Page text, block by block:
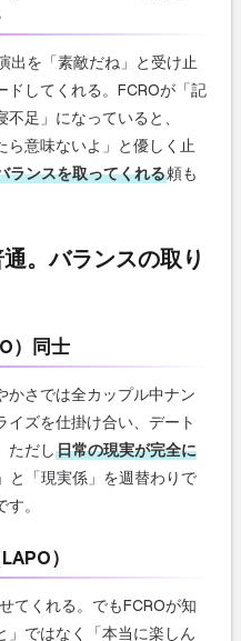
出を「素敵だね」と受け止
ドしてくれる。FCROが「記
足」になっていると、
ら意味ないよ」と優しく止
ランスを取ってくれる頼も
。バランスの取り
）同士
かさでは全カップル中ナン
ズを仕掛け合い、デート
ただし日常の現実が完全に
と「現実係」を週替わりで
。
）
てくれる。でもFCROが知
」ではなく「本当に楽しん